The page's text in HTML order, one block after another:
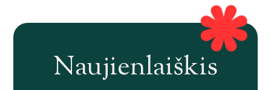
Naujienlaiškis